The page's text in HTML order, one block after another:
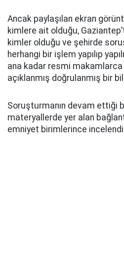
Ancak paylaşılan ekran
kimlere ait olduğu,
kimler olduğu ve şehirde
herhangi bir işlem yapılıp
ana kadar resmi
açıklanmış doğrulanmış bir
Soruşturmanın devam ettiği
materyallerde yer alan
emniyet birimlerince